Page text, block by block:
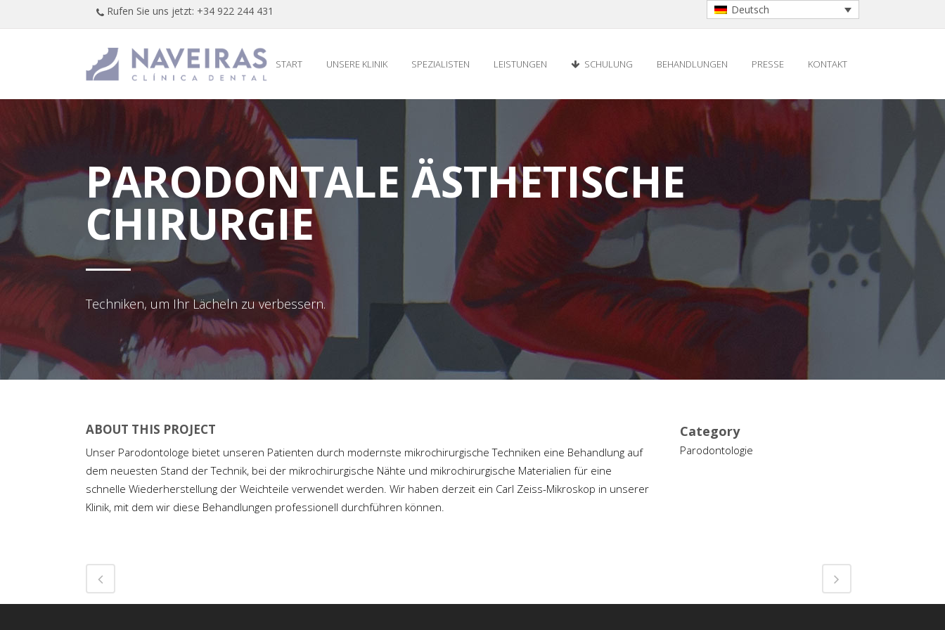
Rufen Sie uns jetzt: +34 922 244 431 Deutsch
START UNSERE KLINIK SPEZIALISTEN LEISTUNGEN SCHULUNG BEHANDLUNGEN PRESSE KONTAKT
PARODONTALE ÄSTHETISCHE
CHIRURGIE
Techniken, um Ihr Lächeln zu verbessern.
ABOUT THIS PROJECT
Unser Parodontologe bietet unseren Patienten durch modernste mikrochirurgische Techniken eine Behandlung auf
dem neuesten Stand der Technik, bei der mikrochirurgische Nähte und mikrochirurgische Materialien für eine
schnelle Wiederherstellung der Weichteile verwendet werden. Wir haben derzeit ein Carl Zeiss-Mikroskop in unserer
Klinik, mit dem wir diese Behandlungen professionell durchführen können.
Category
Parodontologie